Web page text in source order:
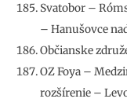
Svatobor –
– Hanušovce
Občianske
OZ Foya –
rozšírenie –